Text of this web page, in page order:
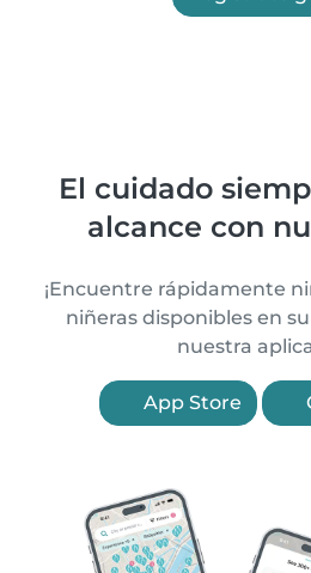
El cuidado
alcance con
¡Encuentre rápidamente
niñeras disponibles en
nuestra
App Store